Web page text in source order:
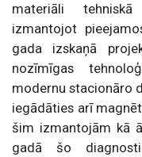
materiāli tehniskā
izmantojot
gada izskaņā
nozīmīgas
modernu stacionāro
iegādāties arī
šim izmantojām kā
gadā šo